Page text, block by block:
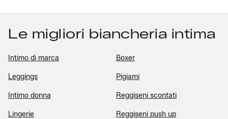
Le migliori biancheria intima
Intimo di marca Boxer
Leggings Pigiami
Intimo donna Reggiseni scontati
Lingerie Reggiseni push up